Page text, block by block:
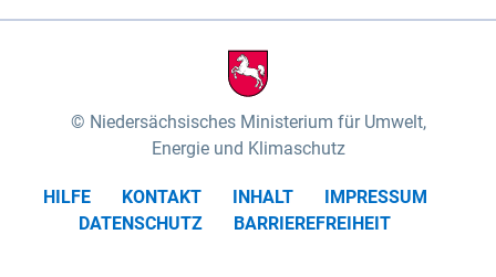
Niedersächsisches Ministerium für Umwelt,
Energie und Klimaschutz
HILFE KONTAKT INHALT
IMPRESSUM
DATENSCHUTZ
BARRIEREFREIHEIT